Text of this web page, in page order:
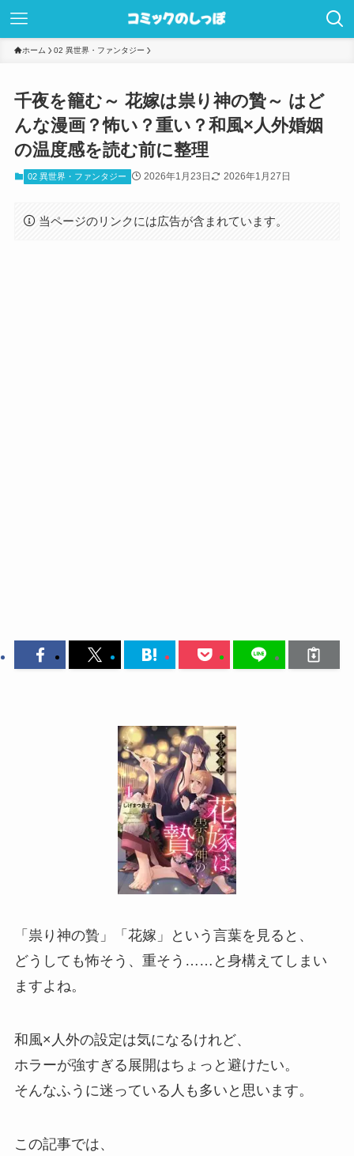
ホーム 02 異世界・ファンタジー
千夜を籠む～ 花嫁は祟り神の贄～ はど
んな漫画？怖い？重い？和風×人外婚姻
の温度感を読む前に整理
02 異世界・ファンタジー 2026年1月23日 2026年1月27日
当ページのリンクには広告が含まれています。
「祟り神の贄」「花嫁」という言葉を見ると、
どうしても怖そう、重そう……と身構えてしまい
ますよね。
和風×人外の設定は気になるけれど、
ホラーが強すぎる展開はちょっと避けたい。
そんなふうに迷っている人も多いと思います。
この記事では、